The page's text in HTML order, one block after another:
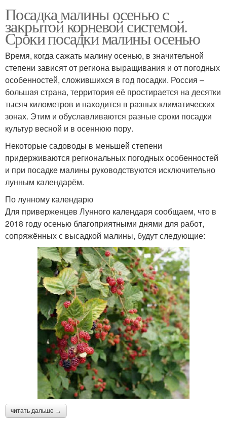
Посадка малины осенью с
закрытой корневой системой.
Сроки посадки малины осенью
Время, когда сажать малину осенью, в значительной
степени зависят от региона выращивания и от погодных
особенностей, сложившихся в год посадки. Россия –
большая страна, территория её простирается на десятки
тысяч километров и находится в разных климатических
зонах. Этим и обуславливаются разные сроки посадки
культур весной и в осеннюю пору.
Некоторые садоводы в меньшей степени
придерживаются региональных погодных особенностей
и при посадке малины руководствуются исключительно
лунным календарём.
По лунному календарю
Для приверженцев Лунного календаря сообщаем, что в
2018 году осенью благоприятными днями для работ,
сопряжённых с высадкой малины, будут следующие:
читать дальше →